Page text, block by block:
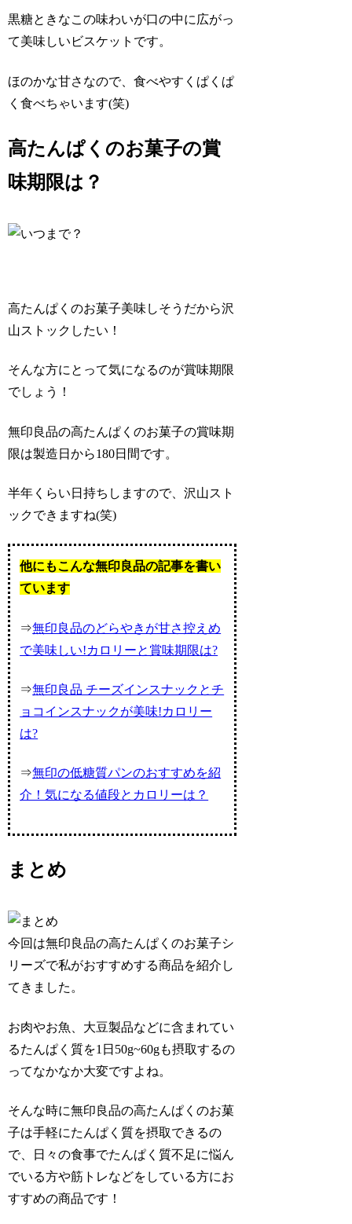
黒糖ときなこの味わいが口の中に広がっ
て美味しいビスケットです。
ほのかな甘さなので、食べやすくぱくぱ
く食べちゃいます(笑)
高たんぱくのお菓子の賞
味期限は？
高たんぱくのお菓子美味しそうだから沢
山ストックしたい！
そんな方にとって気になるのが賞味期限
でしょう！
無印良品の高たんぱくのお菓子の賞味期
限は製造日から180日間です。
半年くらい日持ちしますので、沢山スト
ックできますね(笑)
他にもこんな無印良品の記事を書い
ています
⇒無印良品のどらやきが甘さ控えめ
で美味しい!カロリーと賞味期限は?
⇒無印良品 チーズインスナックとチ
ョコインスナックが美味!カロリー
は?
⇒無印の低糖質パンのおすすめを紹
介！気になる値段とカロリーは？
まとめ
今回は無印良品の高たんぱくのお菓子シ
リーズで私がおすすめする商品を紹介し
てきました。
お肉やお魚、大豆製品などに含まれてい
るたんぱく質を1日50g~60gも摂取するの
ってなかなか大変ですよね。
そんな時に無印良品の高たんぱくのお菓
子は手軽にたんぱく質を摂取できるの
で、日々の食事でたんぱく質不足に悩ん
でいる方や筋トレなどをしている方にお
すすめの商品です！